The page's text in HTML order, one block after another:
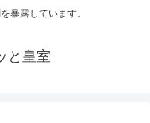
暴露しています。
と皇室